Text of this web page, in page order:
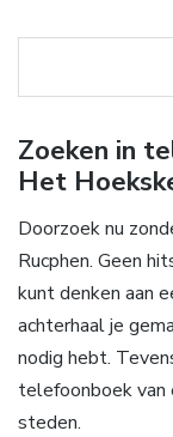
Zoeken in
Het
Doorzoek nu
Rucphen. Geen
kunt denken aan
achterhaal je
nodig hebt.
telefoonboek van
steden.